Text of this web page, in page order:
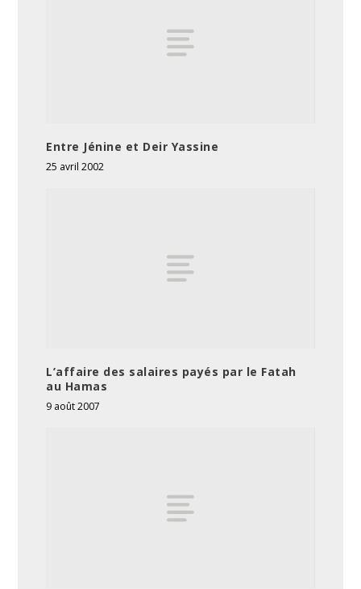
Entre Jénine et Deir Yassine
25 avril 2002
L’affaire des salaires payés par le Fatah
au Hamas
9 août 2007